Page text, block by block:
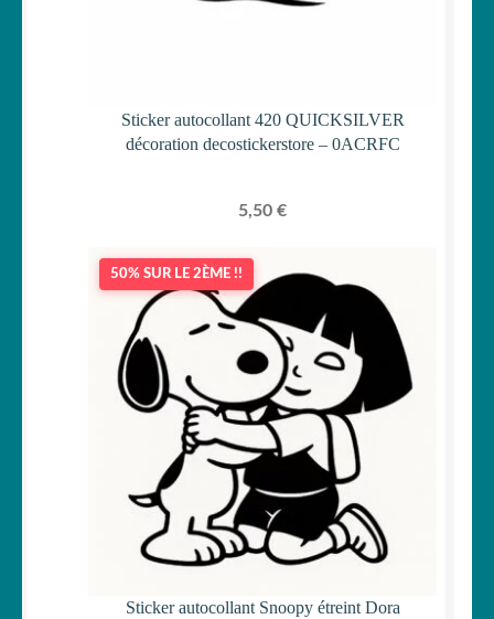
Sticker autocollant 420 QUICKSILVER
décoration decostickerstore – 0ACRFC
5,50 €
50% SUR LE 2ÈME !!
Sticker autocollant Snoopy étreint Dora